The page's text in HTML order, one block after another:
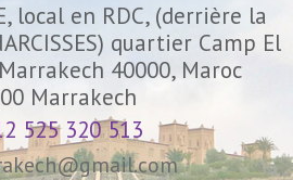
local en RDC, (derrière la
quartier Camp El
40000, Maroc
Marrakech
525 320 513